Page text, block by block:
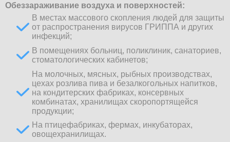
Обеззараживание воздуха и поверхностей:
В местах массового скопления людей для защиты
от распространения вирусов ГРИППА и других
инфекций;
В помещениях больниц, поликлиник, санаториев,
стоматологических кабинетов;
На молочных, мясных, рыбных производствах,
цехах розлива пива и безалкогольных напитков,
на кондитерских фабриках, консервных
комбинатах, хранилищах скоропортящейся
продукции;
На птицефабриках, фермах, инкубаторах,
овощехранилищах.